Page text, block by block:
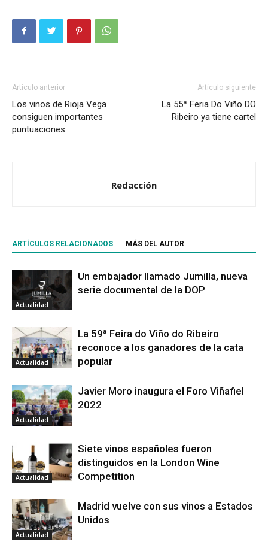
Artículo anterior
Los vinos de Rioja Vega
consiguen importantes
puntuaciones
Artículo siguiente
La 55ª Feria Do Viño DO
Ribeiro ya tiene cartel
Redacción
ARTÍCULOS RELACIONADOS MÁS DEL AUTOR
Actualidad
Un embajador llamado Jumilla, nueva
serie documental de la DOP
Actualidad
La 59ª Feira do Viño do Ribeiro
reconoce a los ganadores de la cata
popular
Actualidad
Javier Moro inaugura el Foro Viñafiel
2022
Actualidad
Siete vinos españoles fueron
distinguidos en la London Wine
Competition
Actualidad
Madrid vuelve con sus vinos a Estados
Unidos